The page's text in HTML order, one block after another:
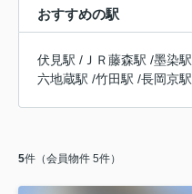
おすすめの駅
伏見駅 / ＪＲ藤森駅 /墨染駅
六地蔵駅 /竹田駅 /長岡京駅
5件（会員物件 5件）